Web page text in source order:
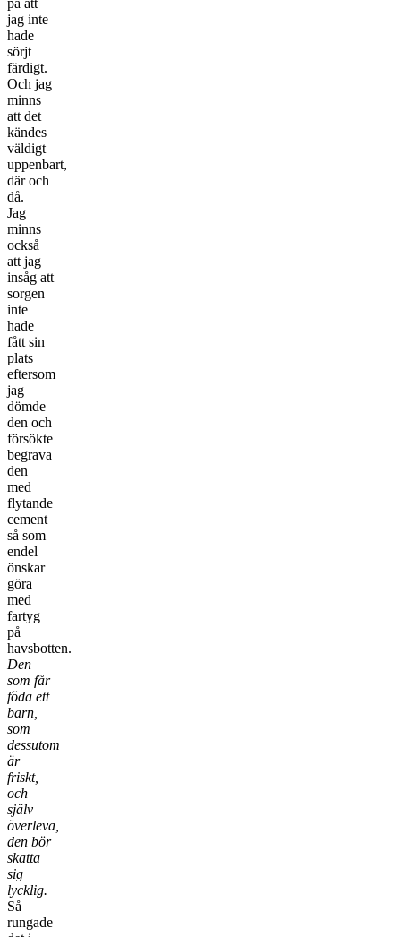
jag inte
hade
sörjt
färdigt.
Och jag
minns
att det
kändes
väldigt
uppenbart,
där och
då.
Jag
minns
också
att jag
insåg att
sorgen
inte
hade
fått sin
plats
eftersom
jag
dömde
den och
försökte
begrava
den
med
flytande
cement
så som
endel
önskar
göra
med
fartyg
på
havsbotten.
Den
som får
föda ett
barn,
som
dessutom
är
friskt,
och
själv
överleva,
den bör
skatta
sig
lycklig.
Så
rungade